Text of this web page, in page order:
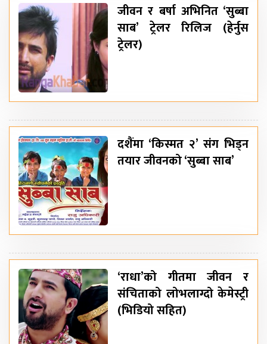
जीवन र बर्षा अभिनित ‘सुब्बा
साब’ ट्रेलर रिलिज (हेर्नुस
ट्रेलर)
दशैंमा ‘किस्मत २’ संग भिड्न
तयार जीवनको ‘सुब्बा साब’
‘राधा’को गीतमा जीवन र
संचिताको लोभलाग्दो केमेस्ट्री
(भिडियो सहित)